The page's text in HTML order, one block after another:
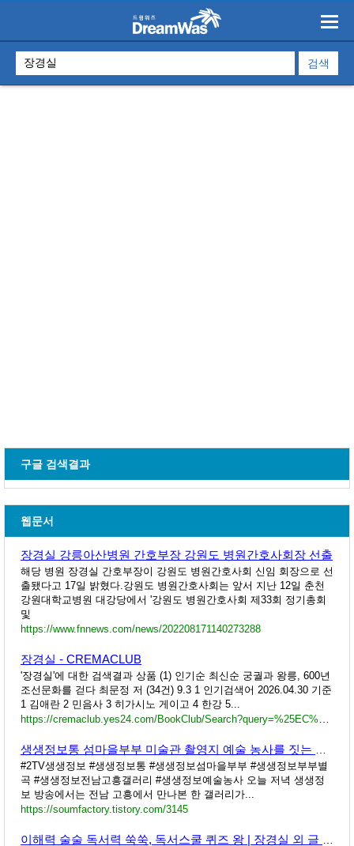
구글 검색결과
웹문서
장경실 강릉아산병원 간호부장 강원도 병원간호사회장 선출
해당 병원 장경실 간호부장이 강원도 병원간호사회 신임 회장으로 선
출됐다고 17일 밝혔다.강원도 병원간호사회는 앞서 지난 12일 춘천
강원대학교병원 대강당에서 '강원도 병원간호사회 제33회 정기총회
및
https://www.fnnews.com/news/202208171140273288
장경실 - CREMACLUB
'장경실'에 대한 검색결과 상품 (1) 인기순 최신순 궁궐과 왕릉, 600년
조선문화를 걷다 최문정 저 (34건) 9.3 1 인기검색어 2026.04.30 기준
1 김애란 2 민음사 3 히가시노 게이고 4 한강 5...
#2TV생생정보 #생생정보통 #생생정보섬마을부부 #생생정보부부별
곡 #생생정보전남고흥갤러리 #생생정보예술농사 오늘 저녁 생생정
보 방송에서는 전남 고흥에서 만나본 한 갤러리가...
https://soumfactory.tistory.com/3145